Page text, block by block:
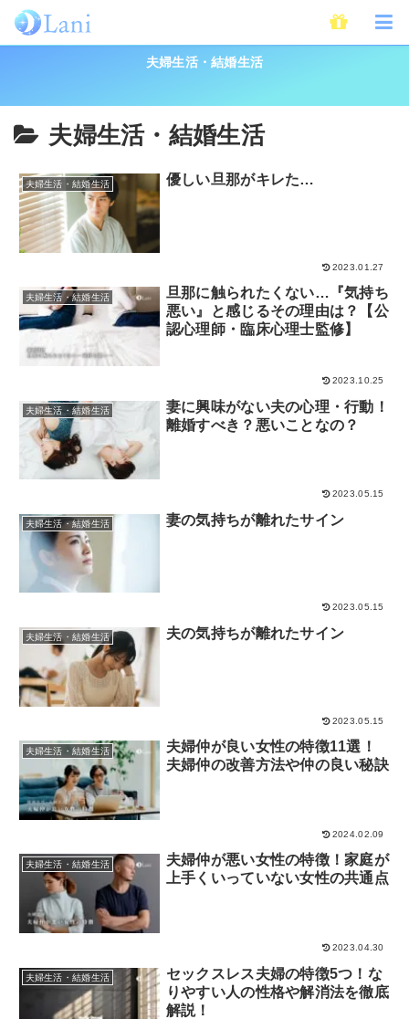
ホーム ライフスタイル
夫婦生活・結婚生活
夫婦生活・結婚生活
夫婦生活・結婚生活 優しい旦那がキレた…
2023.01.27
夫婦生活・結婚生活
旦那に触られたくない…『気持ち
悪い』と感じるその理由は？【公
認心理師・臨床心理士監修】
2023.10.25
夫婦生活・結婚生活
妻に興味がない夫の心理・行動！
離婚すべき？悪いことなの？
2023.05.15
夫婦生活・結婚生活 妻の気持ちが離れたサイン
2023.05.15
夫婦生活・結婚生活 夫の気持ちが離れたサイン
2023.05.15
夫婦生活・結婚生活
夫婦仲が良い女性の特徴11選！
夫婦仲の改善方法や仲の良い秘訣
2024.02.09
夫婦生活・結婚生活
夫婦仲が悪い女性の特徴！家庭が
上手くいっていない女性の共通点
2023.04.30
夫婦生活・結婚生活
セックスレス夫婦の特徴5つ！な
りやすい人の性格や解消法を徹底
解説！